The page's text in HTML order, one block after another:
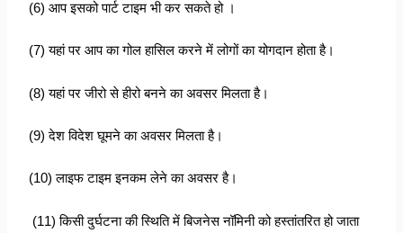
(6) आप इसको पार्ट टाइम भी कर सकते हो ।
(7) यहां पर आप का गोल हासिल करने में लोगों का योगदान होता है।
(8) यहां पर जीरो से हीरो बनने का अवसर मिलता है।
(9) देश विदेश घूमने का अवसर मिलता है।
(10) लाइफ टाइम इनकम लेने का अवसर है।
(11) किसी दुर्घटना की स्थिति में बिजनेस नॉमिनी को हस्तांतरित हो जाता